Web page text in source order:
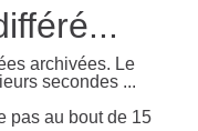
archivées. Le
secondes ...
pas au bout de 15